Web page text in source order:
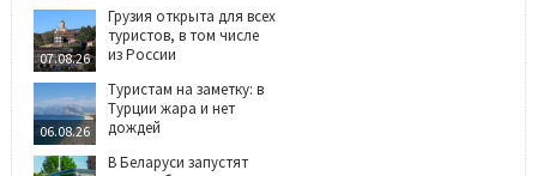
07.08.26
Грузия открыта для всех
туристов, в том числе
из России
06.08.26
Туристам на заметку: в
Турции жара и нет
дождей
В Беларуси запустят